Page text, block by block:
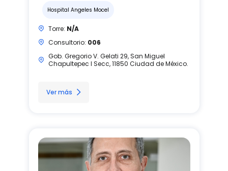
Hospital Angeles Mocel
Torre: N/A
Consultorio: 006
Gob. Gregorio V. Gelati 29, San Miguel
Chapultepec I Secc, 11850 Ciudad de México.
Ver más